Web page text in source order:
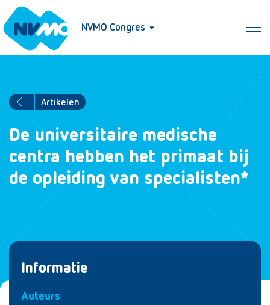
NVMO Congres
Artikelen
De universitaire medische
centra hebben het primaat bij
de opleiding van specialisten*
Informatie
Auteurs